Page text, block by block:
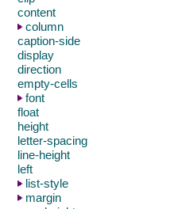
content
column
caption-side
display
direction
empty-cells
font
float
height
letter-spacing
line-height
left
list-style
margin